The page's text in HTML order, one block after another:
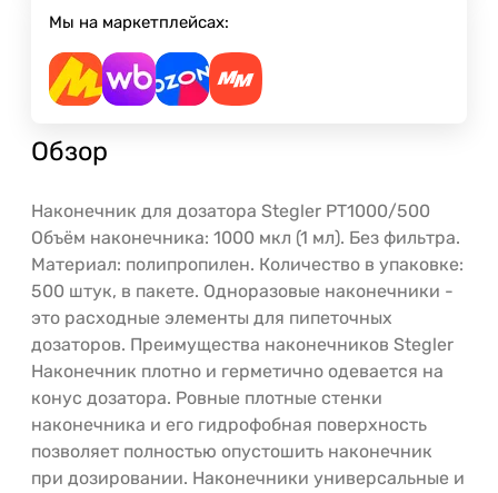
Мы на маркетплейсах:
Обзор
Наконечник для дозатора Stegler PT1000/500
Объём наконечника: 1000 мкл (1 мл). Без фильтра.
Материал: полипропилен. Количество в упаковке:
500 штук, в пакете. Одноразовые наконечники -
это расходные элементы для пипеточных
дозаторов. Преимущества наконечников Stegler
Наконечник плотно и герметично одевается на
конус дозатора. Ровные плотные стенки
наконечника и его гидрофобная поверхность
позволяет полностью опустошить наконечник
при дозировании. Наконечники универсальные и